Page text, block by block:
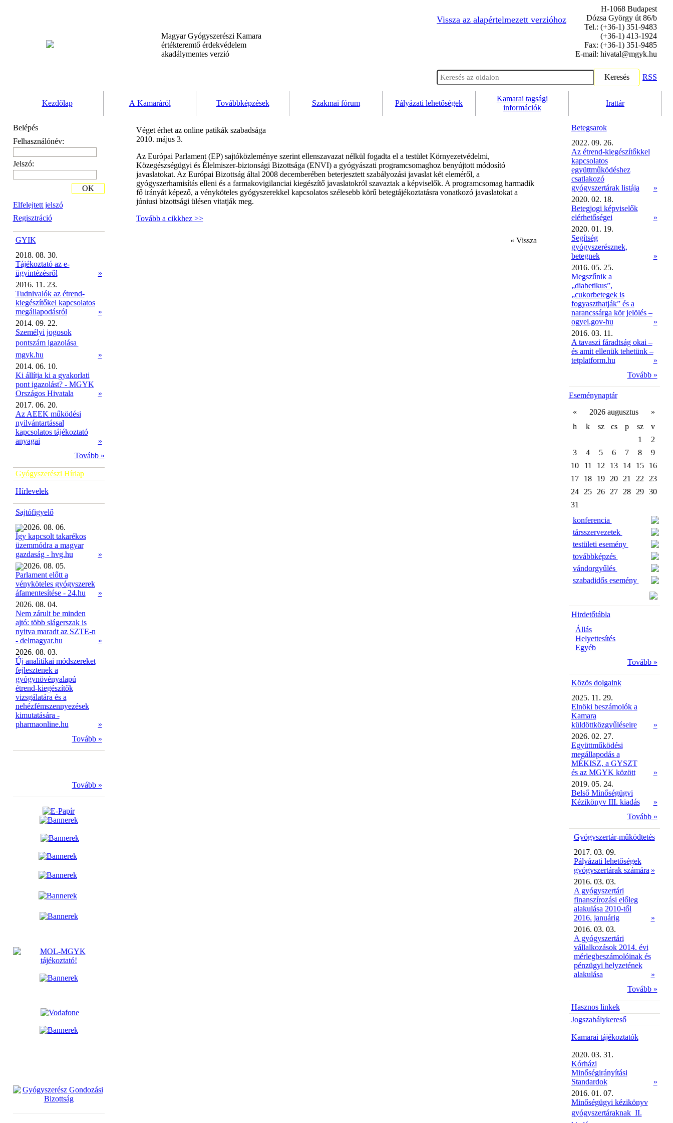
Magyar Gyógyszerészi Kamara
értékteremtő érdekvédelem
akadálymentes verzió
Vissza az alapértelmezett verzióhoz
H-1068 Budapest
Dózsa György út 86/b
Tel.: (+36-1) 351-9483
(+36-1) 413-1924
Fax: (+36-1) 351-9485
E-mail: hivatal@mgyk.hu
Keresés RSS
Kezdőlap A Kamaráról Továbbképzések Szakmai fórum Pályázati lehetőségek
Kamarai tagsági
információk
Irattár
Belépés
Felhasználónév:
Jelszó:
Elfelejtett jelszó
Regisztráció
OK
GYIK
2018. 08. 30.
Tájékoztató az e-
ügyintézésről
»
2016. 11. 23.
Tudnivalók az étrend-
kiegészítőkel kapcsolatos
megállapodásról
»
2014. 09. 22.
Személyi jogosok
pontszám igazolása 
mgyk.hu
»
2014. 06. 10.
Ki állítja ki a gyakorlati
pont igazolást? - MGYK
Országos Hivatala
»
2017. 06. 20.
Az AEEK működési
nyilvántartással
kapcsolatos tájékoztató
anyagai
»
Tovább »
Gyógyszerészi Hírlap
Hírlevelek
Sajtófigyelő
2026. 08. 06.
Így kapcsolt takarékos
üzemmódra a magyar
gazdaság - hvg.hu
»
2026. 08. 05.
Parlament előtt a
vényköteles gyógyszerek
áfamentesítése - 24.hu
»
2026. 08. 04.
Nem zárult be minden
ajtó: több slágerszak is
nyitva maradt az SZTE-n
- delmagyar.hu
»
2026. 08. 03.
Új analitikai módszereket
fejlesztenek a
gyógynövényalapú
étrend-kiegészítők
vizsgálatára és a
nehézfémszennyezések
kimutatására -
pharmaonline.hu
»
Tovább »
Tovább »
Véget érhet az online patikák szabadsága
2010. május 3.
Az Európai Parlament (EP) sajtóközleménye szerint ellenszavazat nélkül fogadta el a testület Környezetvédelmi,
Közegészségügyi és Élelmiszer-biztonsági Bizottsága (ENVI) a gyógyászati programcsomaghoz benyújtott módosító
javaslatokat. Az Európai Bizottság által 2008 decemberében beterjesztett szabályozási javaslat két eleméről, a
gyógyszerhamisítás elleni és a farmakovigilanciai kiegészítő javaslatokról szavaztak a képviselők. A programcsomag harmadik
fő irányát képező, a vényköteles gyógyszerekkel kapcsolatos szélesebb körű betegtájékoztatásra vonatkozó javaslatokat a
júniusi bizottsági ülésen vitatják meg.
Tovább a cikkhez >>
« Vissza
Betegsarok
2022. 09. 26.
Az étrend-kiegészítőkkel
kapcsolatos
együttműködéshez
csatlakozó
gyógyszertárak listája
»
2020. 02. 18.
Betegjogi képviselők
elérhetőségei
»
2020. 01. 19.
Segítség
gyógyszerésznek,
betegnek
»
2016. 05. 25.
Megszűnik a
„diabetikus”,
„cukorbetegek is
fogyaszthatják” és a
narancssárga kör jelölés –
ogyei.gov-hu
»
2016. 03. 11.
A tavaszi fáradtság okai –
és amit ellenük tehetünk –
tetplatform.hu
»
Tovább »
Eseménynaptár
«
2026 augusztus
»
h
k sz cs p sz
v
1
2
3
4 5 6 7 8
9
10
11 12 13 14 15
16
17
18 19 20 21 22
23
24
25 26 27 28 29 30
31
konferencia
társszervezetek
testületi esemény
továbbképzés
vándorgyűlés
szabadidős esemény
Hirdetőtábla
Állás
Helyettesítés
Egyéb
Tovább »
Közös dolgaink
2025. 11. 29.
Elnöki beszámolók a
Kamara
küldöttközgyűléseire
»
2026. 02. 27.
Együttműködési
megállapodás a
MÉKISZ, a GYSZT
és az MGYK között
»
2019. 05. 24.
Belső Minőségügyi
Kézikönyv III. kiadás
»
Tovább »
Gyógyszertár-működtetés
2017. 03. 09.
Pályázati lehetőségek
gyógyszertárak számára »
2016. 03. 03.
A gyógyszertári
finanszírozási előleg
alakulása 2010-től
2016. januárig
»
2016. 03. 03.
A gyógyszertári
vállalkozások 2014. évi
mérlegbeszámolóinak és
pénzügyi helyzetének
alakulása
»
Tovább »
Hasznos linkek
Jogszabálykereső
Kamarai tájékoztatók
2020. 03. 31.
Kórházi
Minőségirányítási
Standardok
»
2016. 01. 07.
Minőségügyi kézikönyv
gyógyszertáraknak  II.